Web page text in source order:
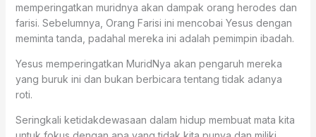
memperingatkan muridnya akan dampak orang herodes dan
farisi. Sebelumnya, Orang Farisi ini mencobai Yesus dengan
meminta tanda, padahal mereka ini adalah pemimpin ibadah.
Yesus memperingatkan MuridNya akan pengaruh mereka
yang buruk ini dan bukan berbicara tentang tidak adanya
roti.
Seringkali ketidakdewasaan dalam hidup membuat mata kita